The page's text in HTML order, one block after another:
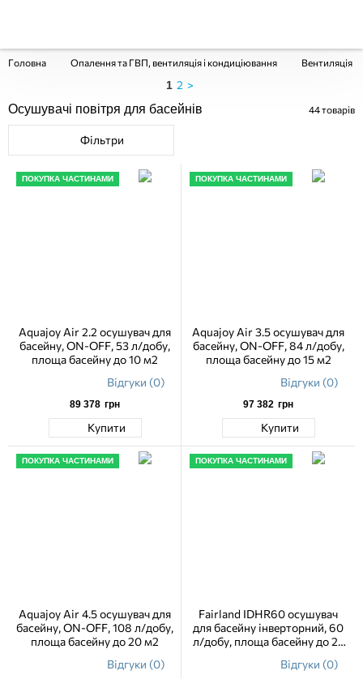
Головна Опалення та ГВП, вентиляція і кондиціювання Вентиляція і
1 2 >
Осушувачі повітря для басейнів
44товарів
Фільтри
ПОКУПКА ЧАСТИНАМИ
Aquajoy Air 2.2 осушувач для
басейну, ON-OFF, 53 л/добу,
площа басейну до 10 м2
Відгуки (0)
89 378 грн
Купити
ПОКУПКА ЧАСТИНАМИ
Aquajoy Air 3.5 осушувач для
басейну, ON-OFF, 84 л/добу,
площа басейну до 15 м2
Відгуки (0)
97 382 грн
Купити
ПОКУПКА ЧАСТИНАМИ
Aquajoy Air 4.5 осушувач для
басейну, ON-OFF, 108 л/добу,
площа басейну до 20 м2
Відгуки (0)
ПОКУПКА ЧАСТИНАМИ
Fairland IDHR60 осушувач
для басейну інверторний, 60
л/добу, площа басейну до 25
Відгуки (0)